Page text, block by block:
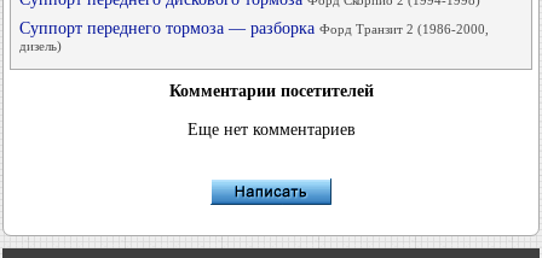
Суппорт переднего тормоза — разборка Форд Транзит 2 (1986-2000,
дизель)
Комментарии посетителей
Еще нет комментариев